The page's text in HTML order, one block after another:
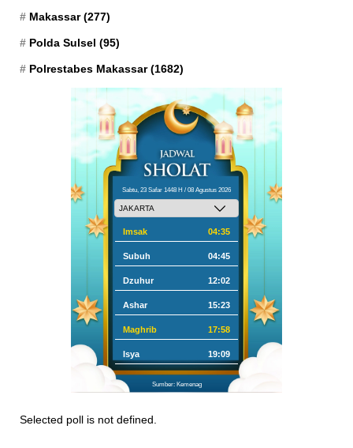
Makassar(277)
Polda Sulsel (95)
Polrestabes Makassar(1682)
Sabtu, 23 Safar 1448 H / 08 Agustus 2026
Imsak 04:35
Subuh 04:45
Dzuhur 12:02
Ashar 15:23
Maghrib 17:58
Isya 19:09
Sumber: Kemenag
Selected poll is not defined.